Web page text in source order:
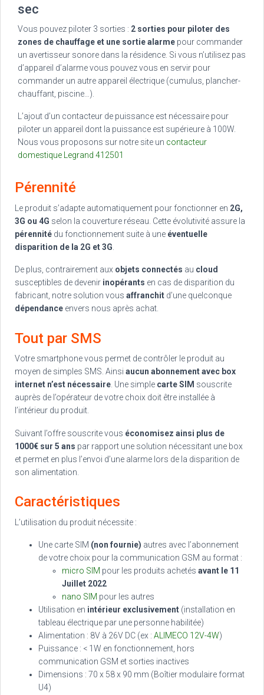
sec
Vous pouvez piloter 3 sorties : 2 sorties pour piloter des
zones de chauffage et une sortie alarmepour commander
un avertisseur sonore dans la résidence. Si vous n’utilisez pas
d’appareil d’alarme vous pouvez vous en servir pour
commander un autre appareil électrique (cumulus, plancher-
chauffant, piscine…).
L’ajout d’un contacteur de puissance est nécessaire pour
piloter un appareil dont la puissance est supérieure à 100W.
Nous vous proposons sur notre site un contacteur
domestique Legrand 412501
Pérennité
Le produit s’adapte automatiquement pour fonctionner en 2G,
3G ou 4G selon la couverture réseau. Cette évolutivité assure la
pérennité du fonctionnement suite à une éventuelle
disparition de la 2G et 3G
De plus, contrairement aux objets connectés au cloud
susceptibles de devenir inopérants en cas de disparition du
fabricant, notre solution vousaffranchit d’une quelconque
dépendance envers nous après achat.
Tout par SMS
Votre smartphone vous permet de contrôler le produit au
moyen de simples SMS. Ainsiaucun abonnement avec box
internet n’est nécessaire. Une simple carte SIM souscrite
auprès de l’opérateur de votre choix doit être installée à
l’intérieur du produit.
Suivant l’offre souscrite vous économisez ainsi plus de
1000€ sur 5 ans par rapport une solution nécessitant une box
et permet en plus l’envoi d’une alarme lors de la disparition de
son alimentation.
Caractéristiques
L’utilisation du produit nécessite :
Une carte SIM (non fournie) autres avec l’abonnement
de votre choix pour la communication GSM au format :
micro SIM pour les produits achetésavant le 11
Juillet 2022
nano SIM pour les autres
Utilisation en intérieur exclusivement (installation en
tableau électrique par une personne habilitée)
Alimentation : 8V à 26V DC (ex :ALIMECO 12V-4W)
Puissance : < 1W en fonctionnement, hors
communication GSM et sorties inactives
Dimensions : 70 x 58 x 90 mm (Boîtier modulaire format
U4)